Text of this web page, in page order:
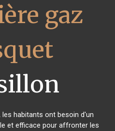
gaz
les habitants ont besoin d'un
et efficace pour affronter les